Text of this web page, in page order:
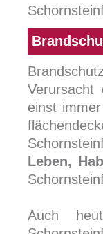
Verursacht
einst
Leben,
Auch